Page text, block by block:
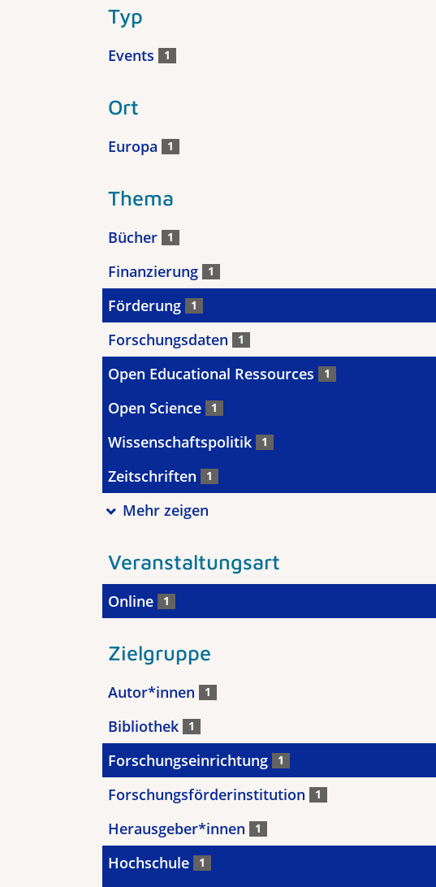
Typ
Events 1
Ort
Europa 1
Thema
Bücher 1
Finanzierung 1
Förderung 1
Forschungsdaten 1
Open Educational Ressources 1
Open Science 1
Wissenschaftspolitik 1
Zeitschriften 1
Mehr zeigen
Veranstaltungsart
Online 1
Zielgruppe
Autor*innen 1
Bibliothek 1
Forschungseinrichtung 1
Forschungsförderinstitution 1
Herausgeber*innen 1
Hochschule 1